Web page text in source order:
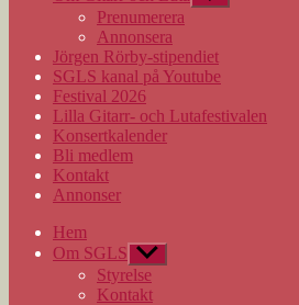
undermeny
Prenumerera
Annonsera
Jörgen Rörby-stipendiet
SGLS kanal på Youtube
Festival 2026
Lilla Gitarr- och Lutafestivalen
Konsertkalender
Bli medlem
Kontakt
Annonser
Hem
Om SGLS Visa
undermeny
Styrelse
Kontakt